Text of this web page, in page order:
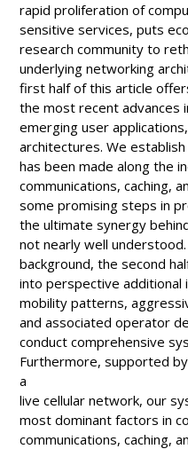
rapid proliferation of
sensitive services, puts
research community to
underlying networking
first half of this article
the most recent advances
emerging user
architectures. We
has been made along the
communications, caching,
some promising steps in
the ultimate synergy
not nearly well
background, the second
into perspective additional
mobility patterns,
and associated operator
conduct comprehensive
Furthermore, supported
a
live cellular network, our
most dominant factors in
communications, caching,